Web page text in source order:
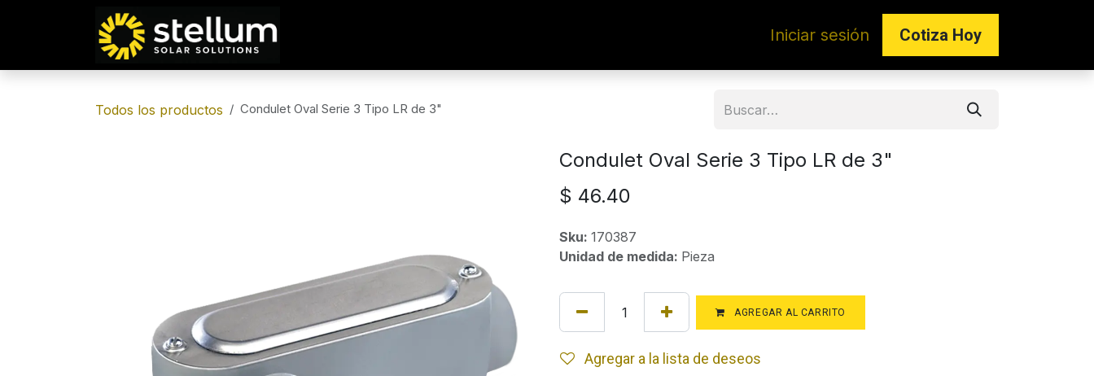
Iniciar sesión Co​​tiza Hoy
Todos los productos Condulet Oval Serie 3 Tipo LR de 3"
Condulet Oval Serie 3 Tipo LR de 3"
$ 46.40
Sku: 170387
Unidad de medida: Pieza
AGREGAR AL CARRITO
Agregar a la lista de deseos